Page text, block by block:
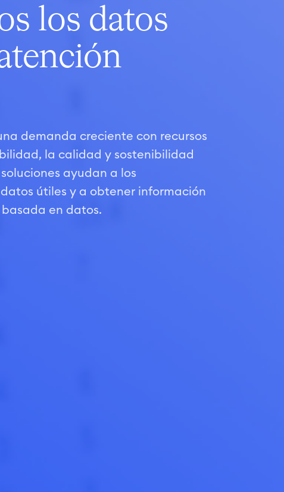
los datos
demanda creciente con recursos
la calidad y sostenibilidad
ayudan a los
útiles y a obtener información
en datos.